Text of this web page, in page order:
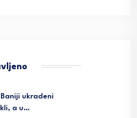
ukradeni
a u…